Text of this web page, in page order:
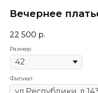
Вечернее
22 500 р.
Размер
Филиал